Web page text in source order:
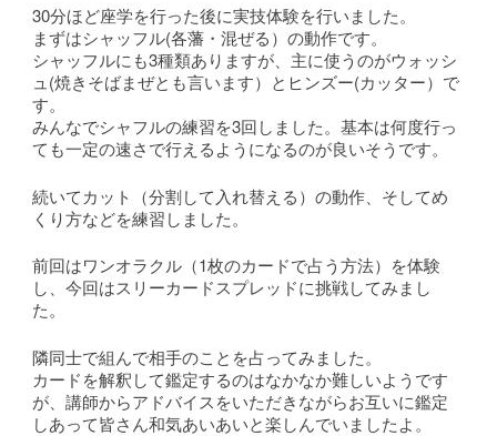
30分ほど座学を行った後に実技体験を行いました。
まずはシャッフル(各藩・混ぜる）の動作です。
シャッフルにも3種類ありますが、主に使うのがウォッシ
ュ(焼きそばまぜとも言います）とヒンズー(カッター）で
す。
みんなでシャフルの練習を3回しました。基本は何度行っ
ても一定の速さで行えるようになるのが良いそうです。
続いてカット（分割して入れ替える）の動作、そしてめ
くり方などを練習しました。
前回はワンオラクル（1枚のカードで占う方法）を体験
し、今回はスリーカードスプレッドに挑戦してみまし
た。
隣同士で組んで相手のことを占ってみました。
カードを解釈して鑑定するのはなかなか難しいようです
が、講師からアドバイスをいただきながらお互いに鑑定
しあって皆さん和気あいあいと楽しんでいましたよ。